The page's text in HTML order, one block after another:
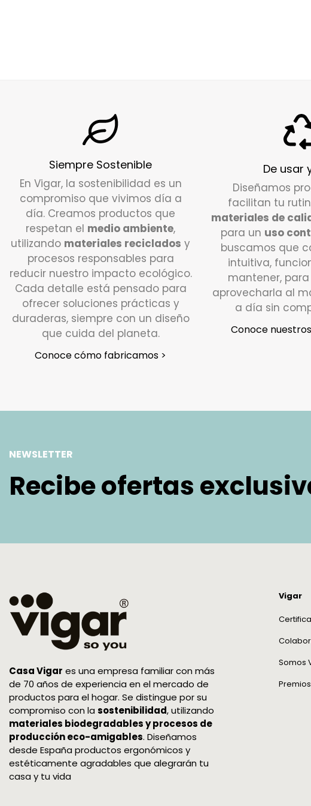
Siempre Sostenible
En Vigar, la sostenibilidad es un
compromiso que vivimos día a
día. Creamos productos que
respetan el medio ambiente,
utilizando materiales reciclados y
procesos responsables para
reducir nuestro impacto ecológico.
Cada detalle está pensado para
ofrecer soluciones prácticas y
duraderas, siempre con un diseño
que cuida del planeta.
Conoce cómo fabricamos >
De usar
Diseñamos
facilitan tu
materiales de
para un uso
buscamos que
intuitiva,
mantener,
aprovecharla al
a día sin
Conoce
NEWSLETTER
Recibe ofertas
Casa Vigar es una empresa familiar con más
de 70 años de experiencia en el mercado de
productos para el hogar. Se distingue por su
compromiso con la sostenibilidad, utilizando
materiales biodegradables y procesos de
producción eco-amigables. Diseñamos
desde España productos ergonómicos y
estéticamente agradables que alegrarán tu
casa y tu vida
Vigar
Somos
Premios